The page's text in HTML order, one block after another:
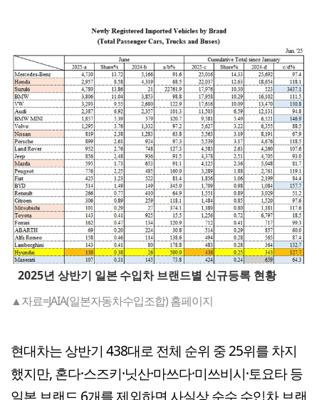
2025년 상반기 일본 수입차 브랜드별 신규등록 현황
▲자료=JAIA(일본자동차수입조합) 홈페이지
현대차는 상반기 438대로 전체 순위 중 25위를 차지
했지만, 혼다·스즈키·닛산·마쓰다·미쓰비시·토요타 등
일본 브랜드 6개를 제외하면 사실상 순수 수입차 브랜